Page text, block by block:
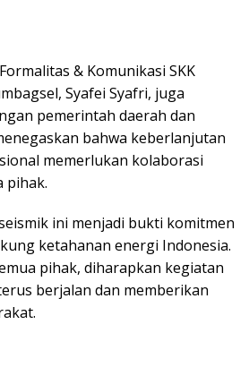
& Komunikasi SKK
Syafei Syafri, juga
pemerintah daerah dan
bahwa keberlanjutan
memerlukan kolaborasi
pihak.
ini menjadi bukti komitmen
ketahanan energi Indonesia.
pihak, diharapkan kegiatan
berjalan dan memberikan